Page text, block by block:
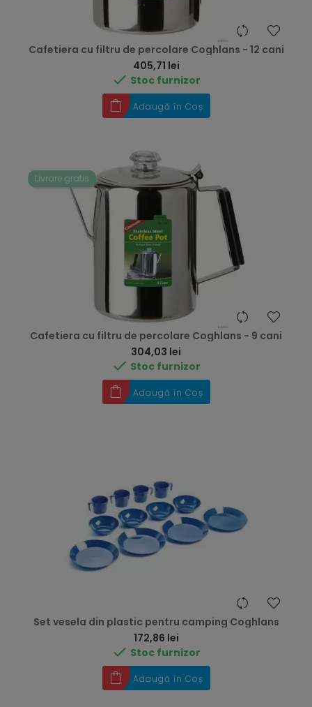
Cafetiera cu filtru de percolare Coghlans - 12 cani
405,71 lei
 Stoc furnizor
Adaugă în Coș
Livrare gratis
Cafetiera cu filtru de percolare Coghlans - 9 cani
304,03 lei
 Stoc furnizor
Adaugă în Coș
Set vesela din plastic pentru camping Coghlans
172,86 lei
 Stoc furnizor
Adaugă în Coș